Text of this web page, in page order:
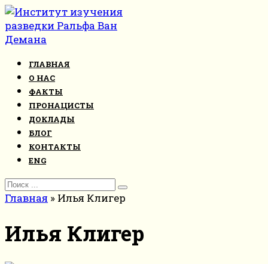
Перейти
к
контенту
ГЛАВНАЯ
О НАС
ФАКТЫ
ПРОНАЦИСТЫ
ДОКЛАДЫ
БЛОГ
КОНТАКТЫ
ENG
Search
for:
Главная » Илья Клигер
Илья Клигер